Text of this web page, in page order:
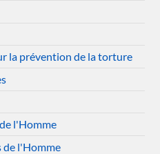
la prévention de la torture
l'Homme
de l'Homme